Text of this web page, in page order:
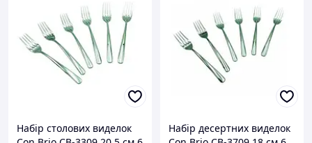
Набір столових виделок
Набір десертних виделок